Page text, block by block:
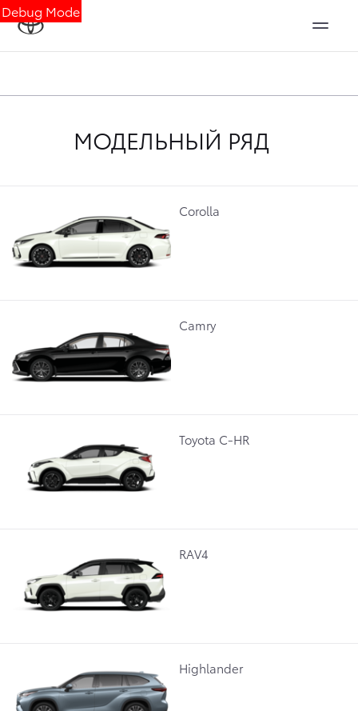
Debug Mode
МОДЕЛЬНЫЙ РЯД
Corolla
Camry
Toyota C-HR
RAV4
Highlander